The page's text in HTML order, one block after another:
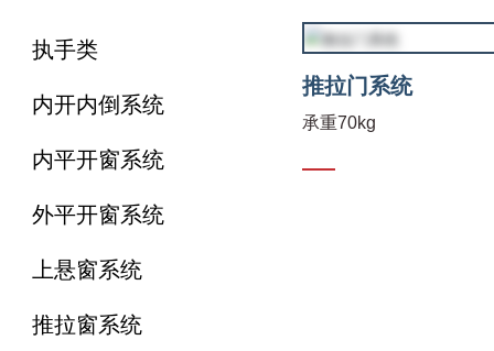
执手类
内开内倒系统
内平开窗系统
外平开窗系统
上悬窗系统
推拉窗系统
推拉门系统
承重70kg